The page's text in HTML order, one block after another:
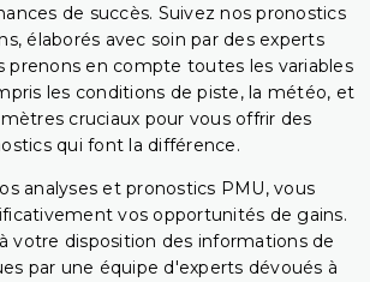
de succès. Suivez nos pronostics
élaborés avec soin par des experts
prenons en compte toutes les variables
les conditions de piste, la météo, et
cruciaux pour vous offrir des
qui font la différence.
analyses et pronostics PMU, vous
vos opportunités de gains.
votre disposition des informations de
par une équipe d'experts dévoués à